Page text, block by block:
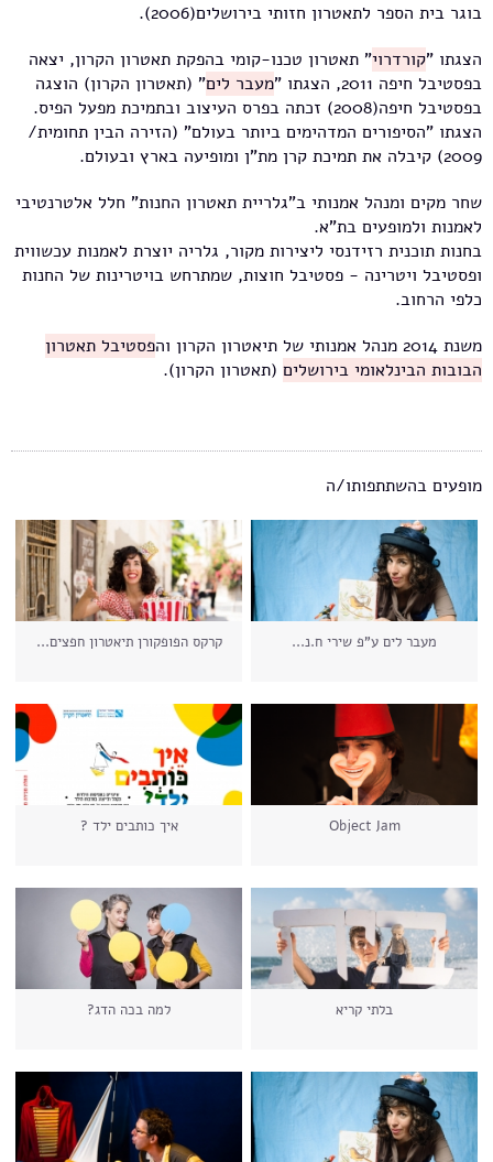
בוגר בית הספר לתאטרון חזותי בירושלים(2006).
הצגתו "קורדרוי" תאטרון טכנו-קומי בהפקת תאטרון הקרון, יצאה
בפסטיבל חיפה 2011, הצגתו "
מעבר לים" (תאטרון הקרון) הוצגה
בפסטיבל חיפה(2008) זכתה בפרס העיצוב ובתמיכת מפעל הפיס.
הצגתו "הסיפורים המדהימים ביותר בעולם" (הזירה הבין תחומית/
2009) קיבלה את תמיכת קרן מת"ן ומופיעה בארץ ובעולם.
שחר מקים ומנהל אמנותי ב"גלריית תאטרון החנות" חלל אלטרנטיבי
לאמנות ולמופעים בת"א.
בחנות תוכנית רזידנסי ליצירות מקור, גלריה יוצרת לאמנות עכשווית
ופסטיבל ויטרינה - פסטיבל חוצות, שמתרחש בויטרינות של החנות
כלפי הרחוב.
משנת 2014 מנהל אמנותי של תיאטרון הקרון וה
פסטיבל תאטרון
הבובות הבינלאומי בירושלים (תאטרון הקרון).
מופעים בהשתתפותו/ה
מעבר לים ע"פ שירי ח.נ... קרקס הפופקורן תיאטרון חפצים...
Object Jam איך כותבים ילד ?
בלתי קריא למה בכה הדג?